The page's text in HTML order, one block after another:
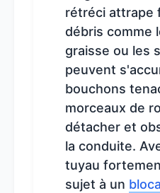
rétréci attrape
débris comme
graisse ou les
peuvent
bouchons
morceaux de
détacher et
la conduite.
tuyau
sujet à un